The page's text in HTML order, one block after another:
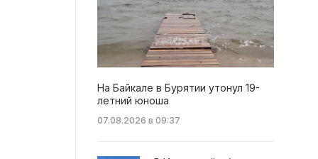
На Байкале в Бурятии утонул 19-
летний юноша
07.08.2026 в 09:37